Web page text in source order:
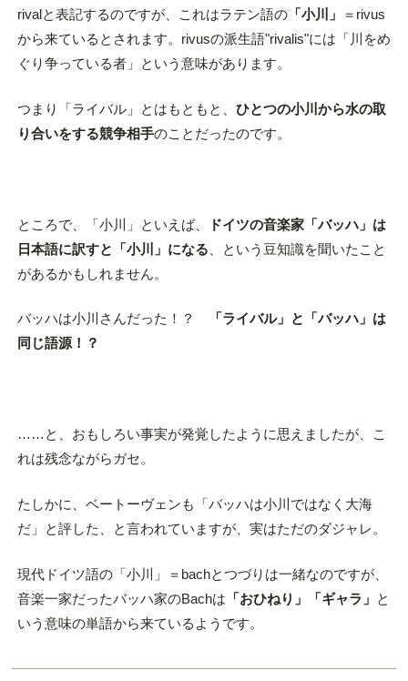
rivalと表記するのですが、これはラテン語の「小川」
＝rivus
から来ているとされます。rivusの派生語"rivalis"には「川をめ
ぐり争っている者」という意味があります。
つまり「ライバル」とはもともと、 ひとつの小川から水の取
り合いをする競争相手のことだったのです。
ところで、「小川」といえば、
ドイツの音楽家「バッハ」は
日本語に訳すと「小川」になる 、という豆知識を聞いたこと
があるかもしれません。
バッハは小川さんだった！？
「ライバル」と「バッハ」は
同じ語源！？
……と、おもしろい事実が発覚したように思えましたが、こ
れは残念ながらガセ。
たしかに、ベートーヴェンも「バッハは小川ではなく大海
だ」と評した、と言われていますが、実はただのダジャレ。
現代ドイツ語の「小川」＝bachとつづりは一緒なのですが、
音楽一家だったバッハ家のBachは 「おひねり」「ギャラ」 と
いう意味の単語から来ているようです。